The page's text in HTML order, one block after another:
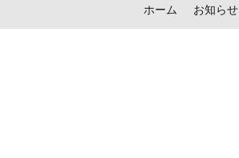
ホーム お知らせ